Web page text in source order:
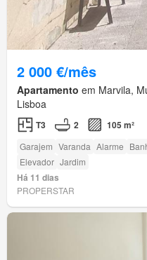
2 000 €/mês
Apartamento em Marvila,
Lisboa
T3 2 105 m²
Garajem Varanda Alarme
Elevador Jardim
Há 11 dias
PROPERSTAR